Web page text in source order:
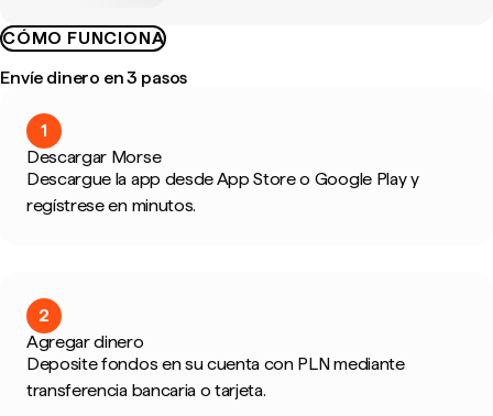
CÓMO FUNCIONA
Envíe dinero en 3 pasos
1
Descargar Morse
Descargue la app desde App Store o Google Play y
regístrese en minutos.
2
Agregar dinero
Deposite fondos en su cuenta con PLN mediante
transferencia bancaria o tarjeta.